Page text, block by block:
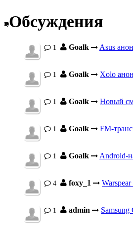
Обсуждения
1 Goalk Asus
1 Goalk Xolo
1 Goalk Новый
1 Goalk FM-
1 Goalk Android-
4 foxy_1
1 admin Samsung